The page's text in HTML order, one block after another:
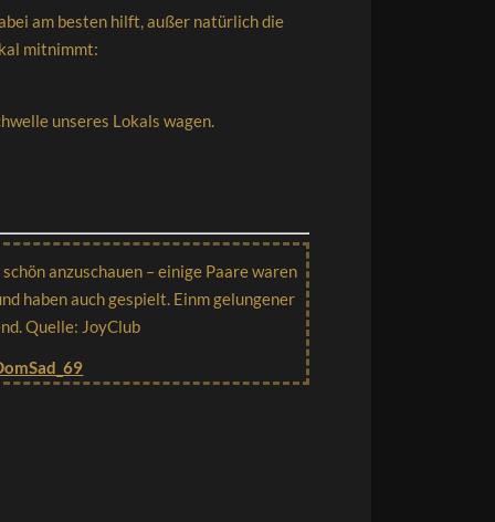
am besten hilft, außer natürlich die
mitnimmt:
unseres Lokals wagen.
anzuschauen – einige Paare waren
haben auch gespielt. Einm gelungener
Quelle: JoyClub